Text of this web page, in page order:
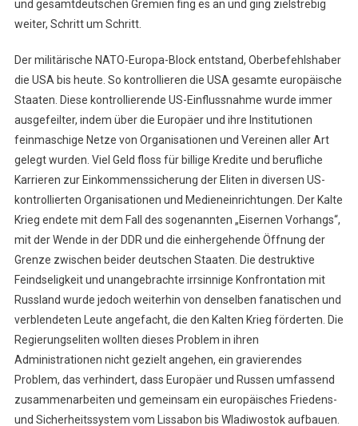
und gesamtdeutschen Gremien fing es an und ging zielstrebig
weiter, Schritt um Schritt.
Der militärische NATO-Europa-Block entstand, Oberbefehlshaber
die USA bis heute. So kontrollieren die USA gesamte europäische
Staaten. Diese kontrollierende US-Einflussnahme wurde immer
ausgefeilter, indem über die Europäer und ihre Institutionen
feinmaschige Netze von Organisationen und Vereinen aller Art
gelegt wurden. Viel Geld floss für billige Kredite und berufliche
Karrieren zur Einkommenssicherung der Eliten in diversen US-
kontrollierten Organisationen und Medieneinrichtungen. Der Kalte
Krieg endete mit dem Fall des sogenannten „Eisernen Vorhangs“,
mit der Wende in der DDR und die einhergehende Öffnung der
Grenze zwischen beider deutschen Staaten. Die destruktive
Feindseligkeit und unangebrachte irrsinnige Konfrontation mit
Russland wurde jedoch weiterhin von denselben fanatischen und
verblendeten Leute angefacht, die den Kalten Krieg förderten. Die
Regierungseliten wollten dieses Problem in ihren
Administrationen nicht gezielt angehen, ein gravierendes
Problem, das verhindert, dass Europäer und Russen umfassend
zusammenarbeiten und gemeinsam ein europäisches Friedens-
und Sicherheitssystem vom Lissabon bis Wladiwostok aufbauen.